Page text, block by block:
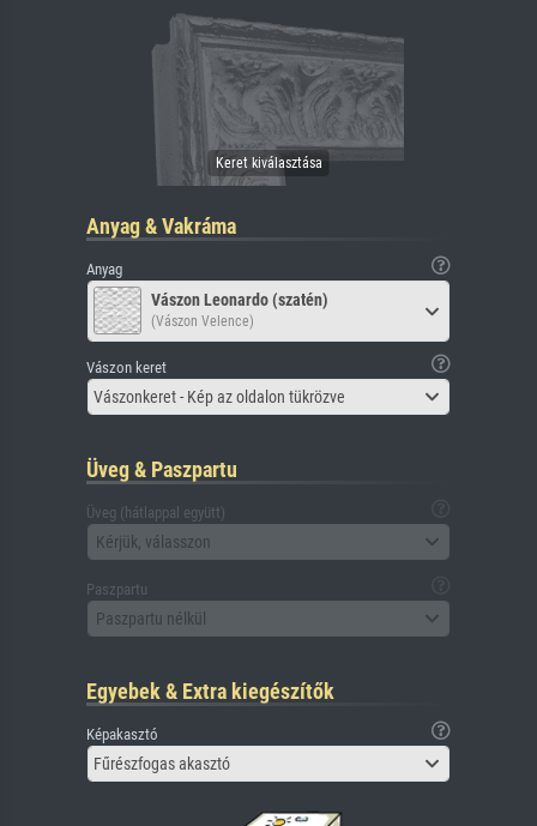
Anyag & Vakráma
Anyag
Vászon Leonardo (szatén)
(Vászon Velence)
Vászon keret
Vászonkeret - Kép az oldalon tükrözve
Üveg & Paszpartu
Üveg (hátlappal együtt)
Kérjük, válasszon
Paszpartu
Paszpartu nélkül
Egyebek & Extra kiegészítők
Képakasztó
Fűrészfogas akasztó